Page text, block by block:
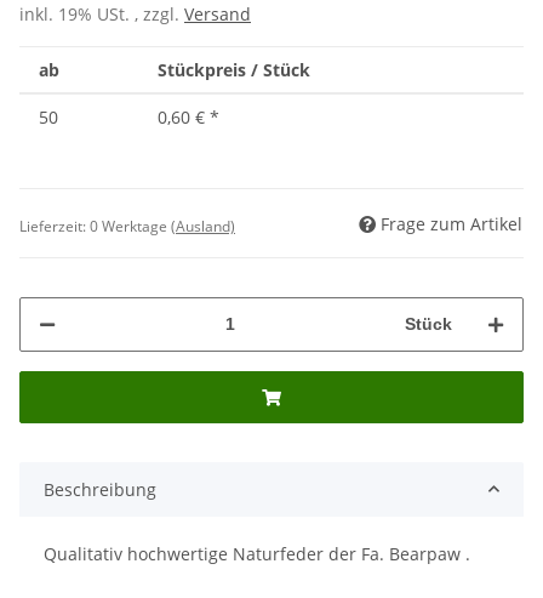
inkl. 19% USt. , zzgl. Versand
ab Stückpreis / Stück
50 0,60 € *
Lieferzeit:0 Werktage (Ausland) Frage zum Artikel
Stück
Beschreibung
Qualitativ hochwertige Naturfeder der Fa. Bearpaw .